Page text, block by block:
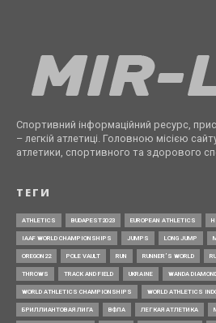
Спортивний інформаційний ресурс,
– легкій атлетиці. Головною місією
атлетики, спортивного та здорового
ТЕГИ
ATHLETICS BUDAPEST2023 EUROPEAN ATHLETICS
IAAF WORLD CHAMPIONSHIPS JUMPS LONG JUMP
OREGON22 POLE VAULT RUN RUNNER’S WORLD
THROWS TRACK AND FIELD UKRAINE WANDA
WORLD ATHLETICS CHAMPIONSHIPS WORLD ATHLETICS
БРИЛЛИАНТОВАЯ ЛИГА ВФЛА ЛЕГКАЯ АТЛЕТИКА